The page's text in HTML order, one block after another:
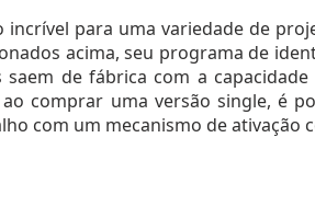
incrível para uma variedade de
acima, seu programa de
de fábrica com a
comprar uma versão single, é
com um mecanismo de ativação